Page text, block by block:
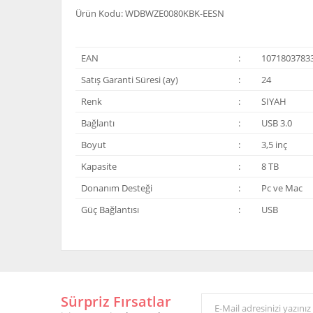
Ürün Kodu: WDBWZE0080KBK-EESN
EAN :
Satış Garanti Süresi (ay)
:
24
Renk
:
SIYAH
Bağlantı
:
USB 3.0
Boyut
:
3,5 inç
Kapasite
:
8 TB
Donanım Desteği
:
Pc ve Mac
Güç Bağlantısı
: USB
Ürün resmi kalitesiz, bozuk veya görüntülenemiyor.
Sürpriz Fırsatlar